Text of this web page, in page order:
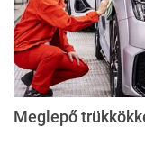
Meglepő